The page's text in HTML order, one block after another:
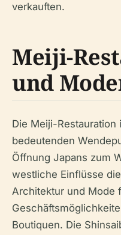
verkauften.
Meiji-
und
Die Meiji-Restauration
bedeutenden
Öffnung Japans zum
westliche Einflüsse
Architektur und Mode
Boutiquen. Die